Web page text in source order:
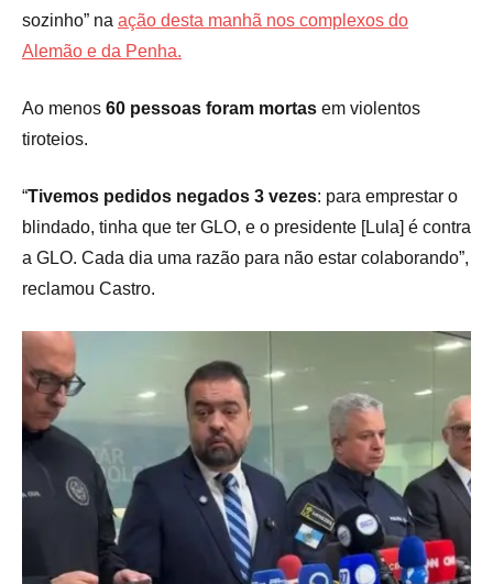
sozinho” na ação desta manhã nos complexos do
Alemão e da Penha.
Ao menos 60 pessoas foram mortas em violentos
tiroteios.
“Tivemos pedidos negados 3 vezes: para emprestar o
blindado, tinha que ter GLO, e o presidente [Lula] é contra
a GLO. Cada dia uma razão para não estar colaborando”,
reclamou Castro.